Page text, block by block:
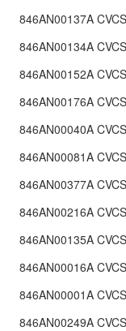
846AN00137A
846AN00134A
846AN00152A
846AN00176A
846AN00040A
846AN00081A
846AN00377A
846AN00216A
846AN00135A
846AN00016A
846AN00001A
846AN00249A